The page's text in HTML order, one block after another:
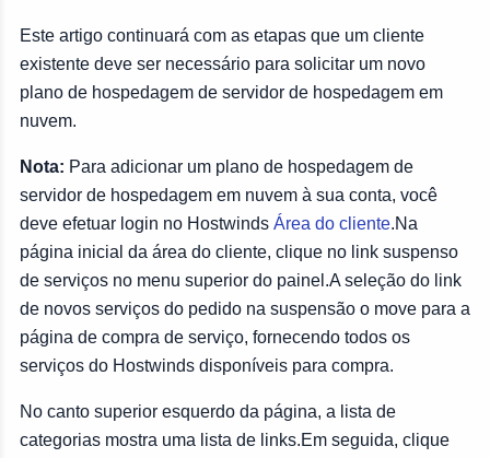
Este artigo continuará com as etapas que um cliente
existente deve ser necessário para solicitar um novo
plano de hospedagem de servidor de hospedagem em
nuvem.
Nota: Para adicionar um plano de hospedagem de
servidor de hospedagem em nuvem à sua conta, você
deve efetuar login no Hostwinds Área do cliente.Na
página inicial da área do cliente, clique no link suspenso
de serviços no menu superior do painel.A seleção do link
de novos serviços do pedido na suspensão o move para a
página de compra de serviço, fornecendo todos os
serviços do Hostwinds disponíveis para compra.
No canto superior esquerdo da página, a lista de
categorias mostra uma lista de links.Em seguida, clique